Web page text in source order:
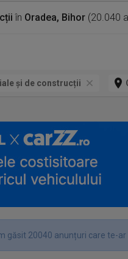
în Oradea, Bihor (20.040
și de construcții
găsit 20040 anunțuri care te-ar